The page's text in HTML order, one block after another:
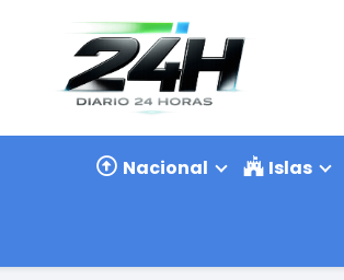
Nacional Islas